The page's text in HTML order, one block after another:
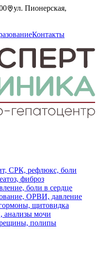
ул. Пионерская,
Контакты
СРК, рефлюкс, боли
фиброз
боли в сердце
ОРВИ, давление
щитовидка
анализы мочи
полипы